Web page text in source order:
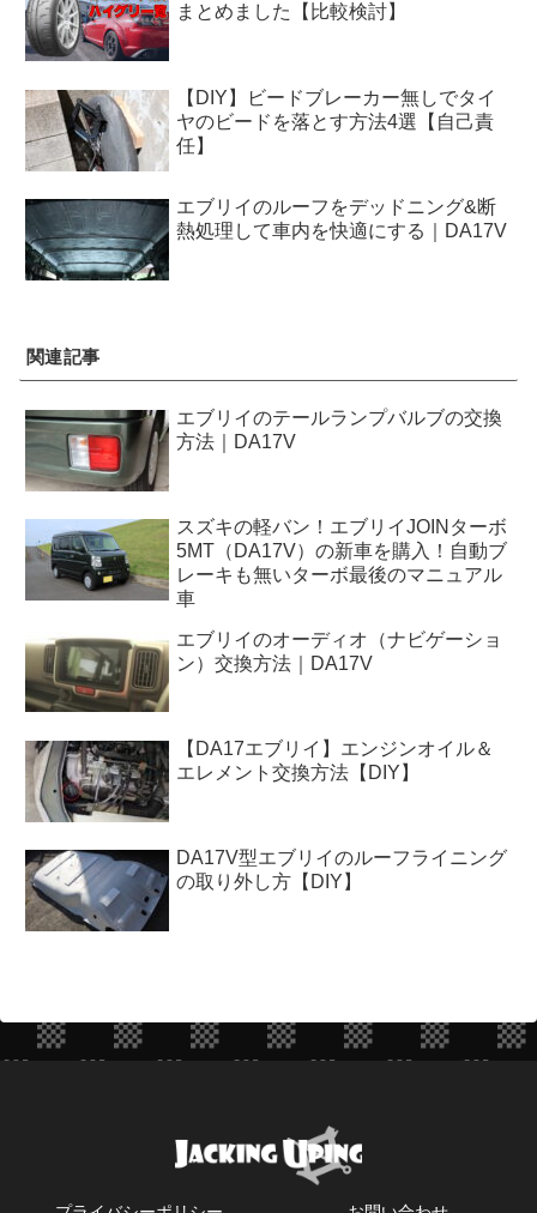
まとめました【比較検討】
【DIY】ビードブレーカー無しでタイ
ヤのビードを落とす方法4選【自己責
任】
エブリイのルーフをデッドニング&断
熱処理して車内を快適にする｜DA17V
関連記事
エブリイのテールランプバルブの交換
方法｜DA17V
スズキの軽バン！エブリイJOINターボ
5MT（DA17V）の新車を購入！自動ブ
レーキも無いターボ最後のマニュアル
車
エブリイのオーディオ（ナビゲーショ
ン）交換方法｜DA17V
【DA17エブリイ】エンジンオイル＆
エレメント交換方法【DIY】
DA17V型エブリイのルーフライニング
の取り外し方【DIY】